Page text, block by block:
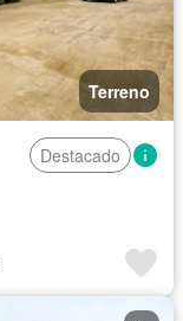
Terreno
Destacado